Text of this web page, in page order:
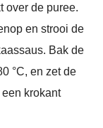
over de puree.
en strooi de
Bak de
°C, en zet de
krokant